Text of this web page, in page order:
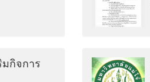
กิจการ